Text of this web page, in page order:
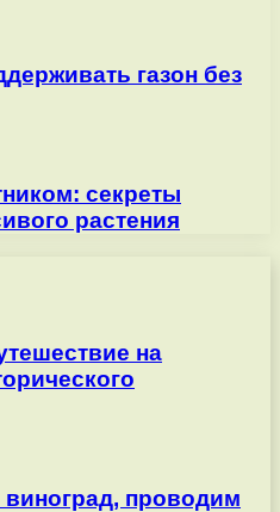
газон без
секреты
растения
на
проводим